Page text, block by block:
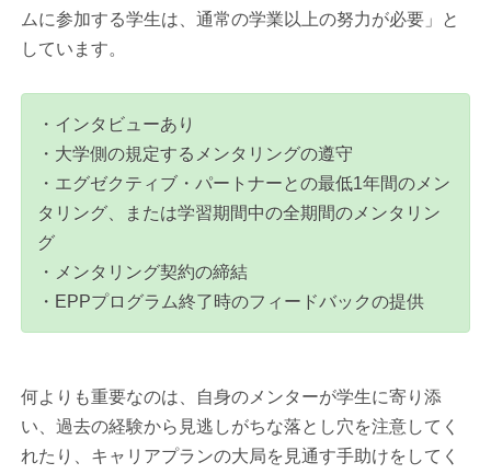
ムに参加する学生は、通常の学業以上の努力が必要」と
しています。
・インタビューあり
・大学側の規定するメンタリングの遵守
・エグゼクティブ・パートナーとの最低1年間のメン
タリング、または学習期間中の全期間のメンタリン
グ
・メンタリング契約の締結
・EPPプログラム終了時のフィードバックの提供
何よりも重要なのは、自身のメンターが学生に寄り添
い、過去の経験から見逃しがちな落とし穴を注意してく
れたり、キャリアプランの大局を見通す手助けをしてく